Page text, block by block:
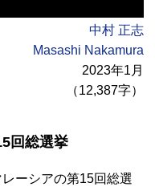
中村 正志
Masashi Nakamura
2023年1月
（12,387字）
回総選挙
ーシアの第15回総選